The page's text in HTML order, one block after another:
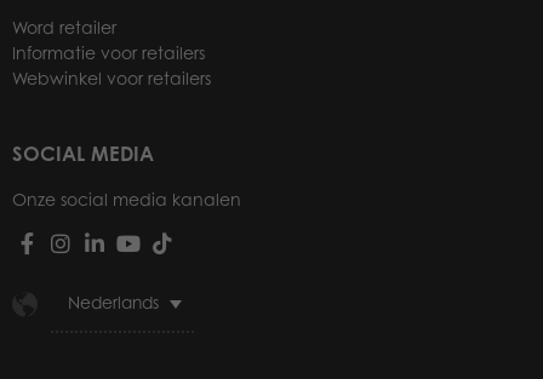
Word retailer
Informatie voor retailers
Webwinkel voor retailers
SOCIAL MEDIA
Onze social media kanalen
Nederlands